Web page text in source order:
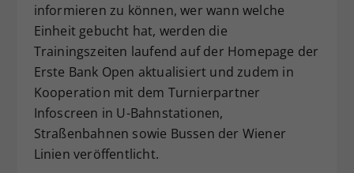
informieren zu können, wer wann welche
Einheit gebucht hat, werden die
Trainingszeiten laufend auf der Homepage der
Erste Bank Open aktualisiert und zudem in
Kooperation mit dem Turnierpartner
Infoscreen in U-Bahnstationen,
Straßenbahnen sowie Bussen der Wiener
Linien veröffentlicht.